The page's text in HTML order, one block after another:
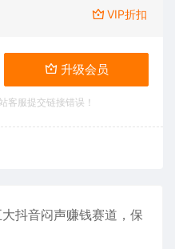
VIP折扣
升级会员
客服提交链接错误！
抖音闷声赚钱赛道，保